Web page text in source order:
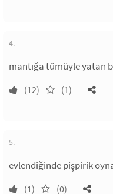
4.
mantığa tümüyle yatan
(12) (1)
5.
evlendiğinde pişpirik
(1) (0)